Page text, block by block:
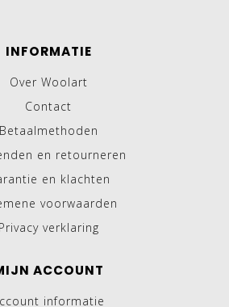
INFORMATIE
Over Woolart
Contact
Betaalmethoden
en retourneren
en klachten
voorwaarden
Privacy verklaring
ACCOUNT
informatie